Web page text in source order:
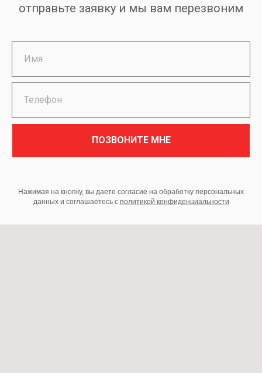
отправьте заявку и мы вам перезвоним
ПОЗВОНИТЕ МНЕ
Нажимая на кнопку, вы даете согласие на обработку персональных
данных и соглашаетесь c политикой конфиденциальности